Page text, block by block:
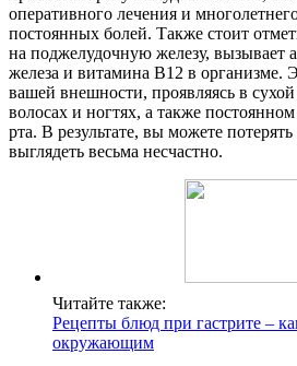
оперативного лечения и
постоянных болей. Также стоит
на поджелудочную железу, вызывает
железа и витамина В12 в организме.
вашей внешности, проявляясь в
волосах и ногтях, а также
рта. В результате, вы можете
выглядеть весьма несчастно.
Читайте также:
Рецепты блюд при гастрите –
окружающим